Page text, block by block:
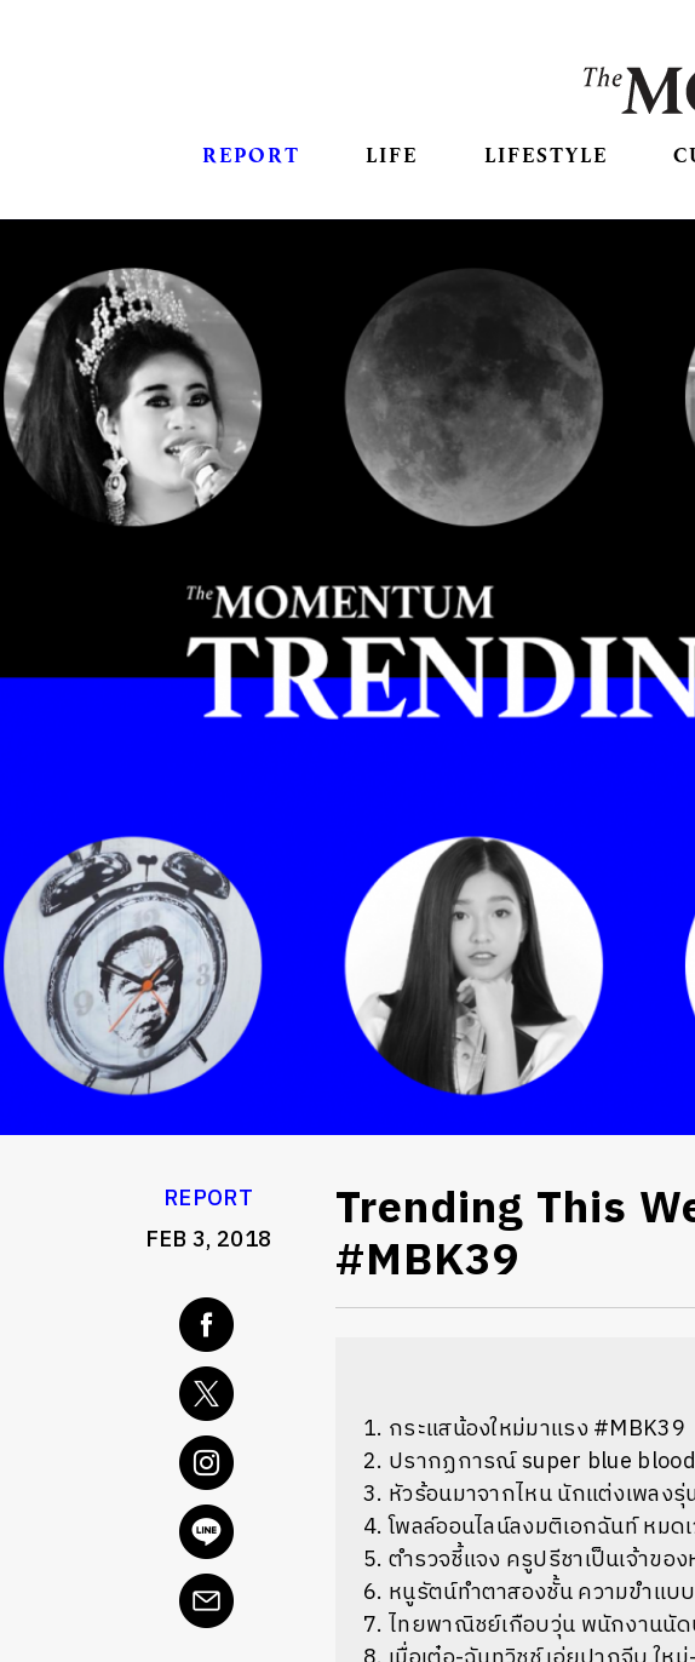
REPORT LIFE LIFESTYLE
REPORT
FEB 3, 2018
Trending This
#MBK39
กระแสน้องใหม่มาแรง #MBK39
ปรากฏการณ์ super blue blood
หัวร้อนมาจากไหน นักแต่งเพลง
โพลล์ออนไลน์ลงมติเอกฉันท์ หมด
ตำรวจชี้แจง ครูปรีชาเป็นเจ้าขอ
หนูรัตน์ทำตาสองชั้นความขำแบ
ไทยพาณิชย์เกือบวุ่น พนักงานนัด